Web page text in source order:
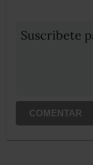
Suscribete
COMENTAR